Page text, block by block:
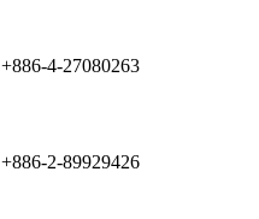
+886-4-27080263
+886-2-89929426